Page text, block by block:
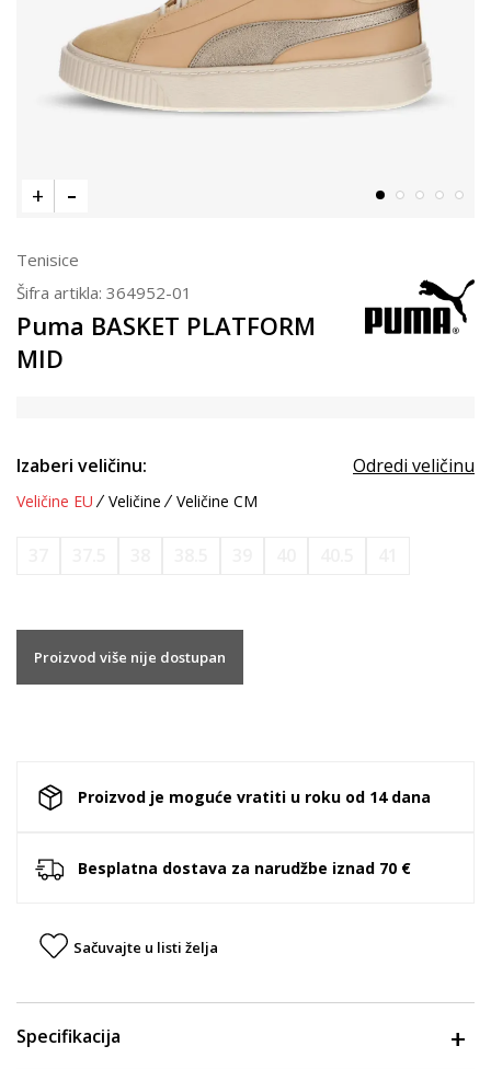
Tenisice
Šifra artikla: 364952-01
Puma BASKET PLATFORM
MID
Izaberi veličinu: Odredi veličinu
Veličine EU Veličine Veličine CM
Proizvod više nije dostupan
Proizvod je moguće vratiti u roku od 14 dana
Besplatna dostava za narudžbe iznad 70 €
Sačuvajte u listi želja
Specifikacija